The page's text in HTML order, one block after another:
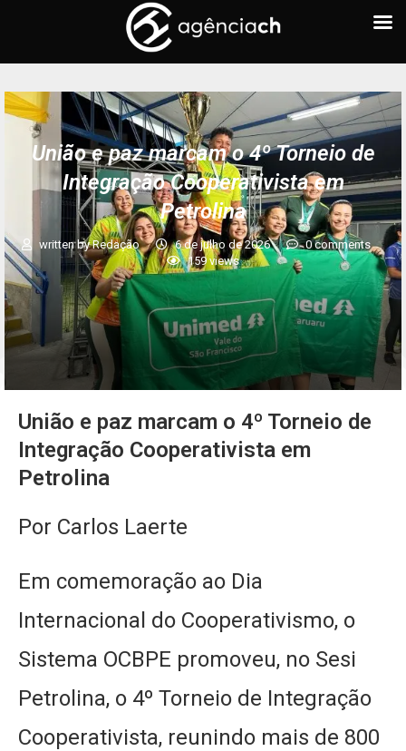
União e paz marcam o 4º Torneio de
Integração Cooperativista em
Petrolina
written byRedação 6 de julho de 2026
0 comments
159views
União e paz marcam o 4º Torneio de
Integração Cooperativista em
Petrolina
Por Carlos Laerte
Em comemoração ao Dia
Internacional do Cooperativismo, o
Sistema OCBPE promoveu, no Sesi
Petrolina, o 4º Torneio de Integração
Cooperativista, reunindo mais de 800